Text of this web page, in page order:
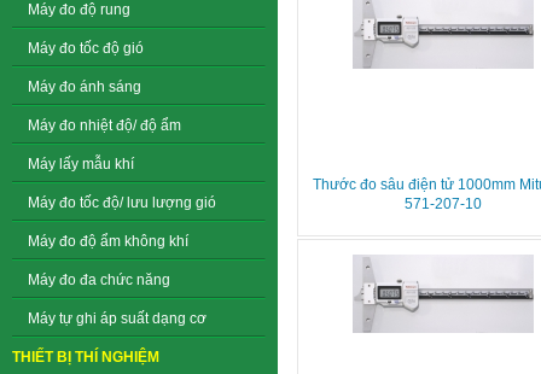
Máy đo độ rung
Máy đo tốc độ gió
Máy đo ánh sáng
Máy đo nhiệt độ/ độ ẩm
Máy lấy mẫu khí
Máy đo tốc độ/ lưu lượng gió
Máy đo độ ẩm không khí
Máy đo đa chức năng
Máy tự ghi áp suất dạng cơ
THIẾT BỊ THÍ NGHIỆM
Thước đo sâu điện tử 1000mm
571-207-10